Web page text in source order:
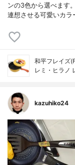
ンの3色から選べます
連想させる可愛いカ
和平フレイズ
レミ・ヒラノ
kazuhiko24